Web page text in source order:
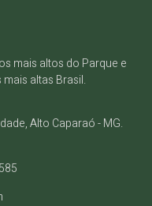
mais altos do Parque e
altas Brasil.
Alto Caparaó - MG.